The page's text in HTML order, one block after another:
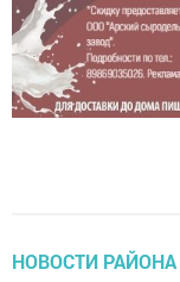
НОВОСТИ РАЙОНА